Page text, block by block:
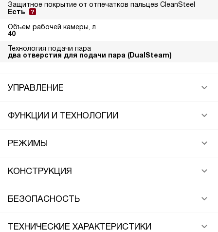
Защитное покрытие от отпечатков пальцев CleanSteel
Есть
Объем рабочей камеры, л
40
Технология подачи пара
два отверстия для подачи пара (DualSteam)
УПРАВЛЕНИЕ
ФУНКЦИИ И ТЕХНОЛОГИИ
РЕЖИМЫ
КОНСТРУКЦИЯ
БЕЗОПАСНОСТЬ
ТЕХНИЧЕСКИЕ ХАРАКТЕРИСТИКИ